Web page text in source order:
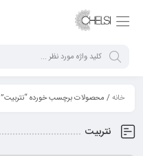
خانه/ محصولات برچسب خورده “نتربیت”
نتربیت